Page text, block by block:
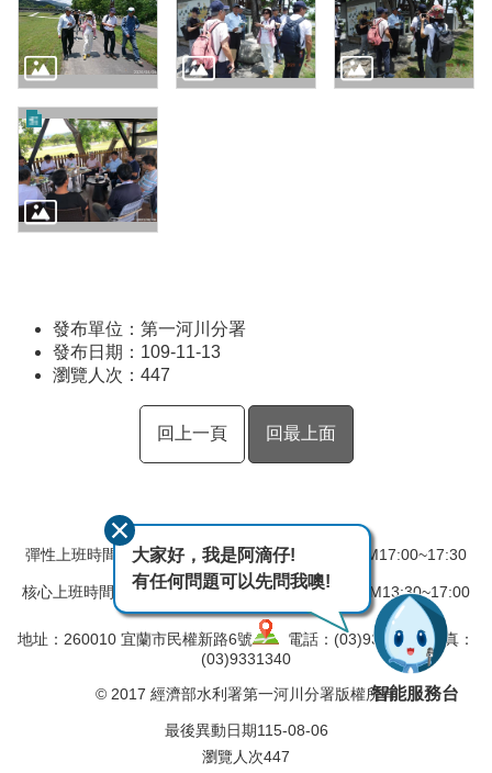
發布單位：第一河川分署
發布日期：109-11-13
瀏覽人次： 447
回上一頁 回最上面
彈性上班時間：AM08:00~08:30 彈性下班時間：PM17:00~17:30
核心上班時間：星期一 ~ 星期五 AM08:30~12:30 PM13:30~17:00
地址：260010 宜蘭市民權新路6號
電話：(03)9324031 傳真：
(03)9331340
© 2017 經濟部水利署第一河川分署版權所有
最後異動日期115-08-06
瀏覽人次447
大家好，我是阿滴仔!
有任何問題可以先問我噢!
智能服務台